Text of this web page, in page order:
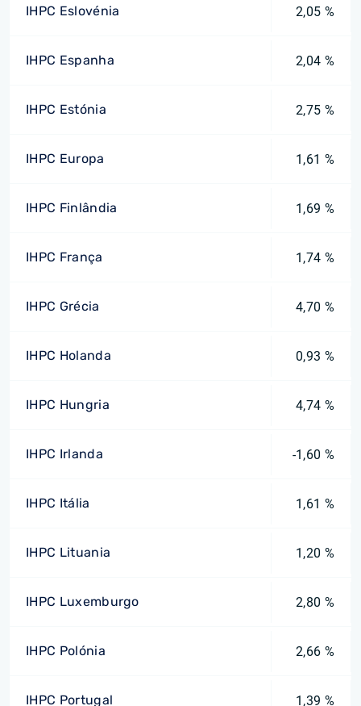
IHPC Eslovénia 2,05 %
IHPC Espanha 2,04 %
IHPC Estónia 2,75 %
IHPC Europa 1,61 %
IHPC Finlândia 1,69 %
IHPC França 1,74 %
IHPC Grécia 4,70 %
IHPC Holanda 0,93 %
IHPC Hungria 4,74 %
IHPC Irlanda -1,60 %
IHPC Itália 1,61 %
IHPC Lituania 1,20 %
IHPC Luxemburgo 2,80 %
IHPC Polónia 2,66 %
IHPC Portugal 1,39 %